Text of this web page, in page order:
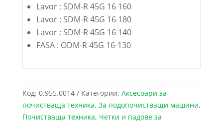
Lavor : SDM-R 45G 16 160
Lavor : SDM-R 45G 16 180
Lavor : SDM-R 45G 16 140
FASA : ODM-R 45G 16-130
Код: 0.955.0014 Категории: Аксесоари за
почистваща техника, За подопочистващи машини,
Почистваща техника, Четки и падове за